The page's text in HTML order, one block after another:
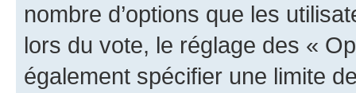
nombre d’options que les
lors du vote, le réglage des «
également spécifier une limite